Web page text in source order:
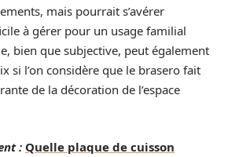
mais pourrait s’avérer
à gérer pour un usage familial
bien que subjective, peut également
si l’on considère que le brasero fait
de la décoration de l’espace
: Quelle plaque de cuisson